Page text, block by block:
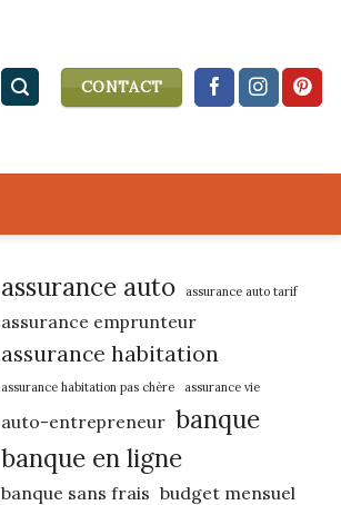
CONTACT
assurance auto assurance auto tarif
assurance emprunteur
assurance habitation
assurance habitation pas chère assurance vie
auto-entrepreneur banque
banque en ligne
banque sans frais budget mensuel